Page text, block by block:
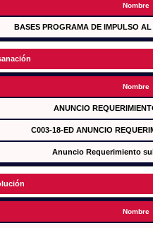
Nombre
BASES PROGRAMA DE IMPULSO
Nombre
ANUNCIO
C003-18-ED ANUNCIO
Anuncio Requerimiento
Nombre